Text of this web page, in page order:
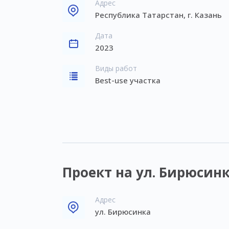
Адрес
Республика Татарстан, г. Казань
Дата
2023
Виды работ
Best-use участка
Проект на ул.
Адрес
ул. Бирюсинка